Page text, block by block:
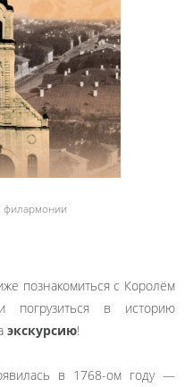
филармонии
познакомиться с Королём
погрузиться в историю
экскурсию!
в 1768-ом году —